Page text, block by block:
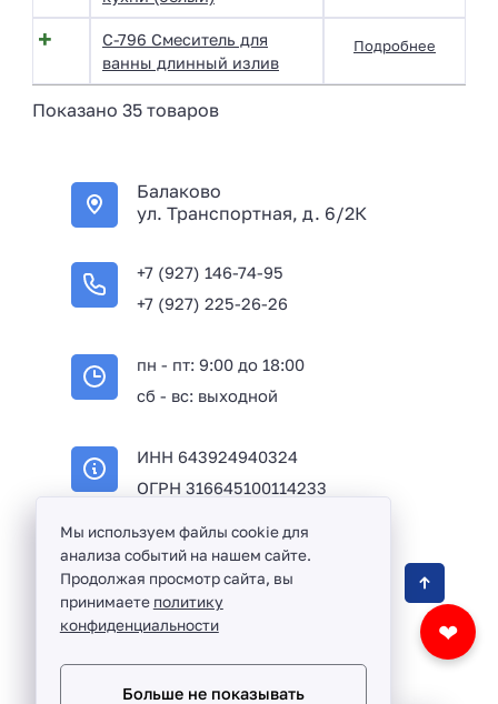
С-796 Смеситель для
ванны длинный излив
Подробнее
Показано 35 товаров
Балаково
ул. Транспортная, д. 6/2К
+7 (927) 146-74-95
+7 (927) 225-26-26
пн - пт: 9:00 до 18:00
сб - вс: выходной
ИНН 643924940324
ОГРН 316645100114233
❤
Оптовая продажа сантехники и комплектующих
в Балаково и Саратовской области ©
2026
Разработка сайта и дизайн:revtail.ru
Мы используем файлы cookie для
анализа событий на нашем сайте.
Продолжая просмотр сайта, вы
принимаете политику
конфиденциальности
Больше не показывать